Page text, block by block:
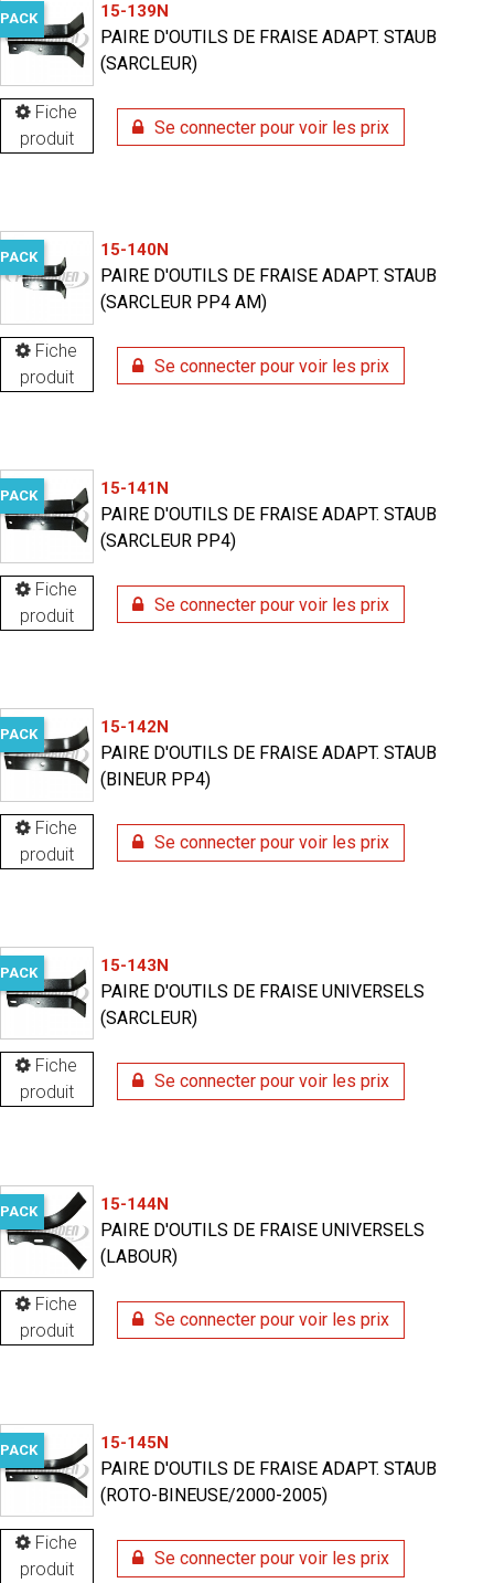
Fiche
produit
PACK 15-139N
PAIRE D'OUTILS DE FRAISE ADAPT. STAUB
(SARCLEUR)
Se connecter pour voir les prix
Fiche
produit
PACK 15-140N
PAIRE D'OUTILS DE FRAISE ADAPT. STAUB
(SARCLEUR PP4 AM)
Se connecter pour voir les prix
Fiche
produit
PACK 15-141N
PAIRE D'OUTILS DE FRAISE ADAPT. STAUB
(SARCLEUR PP4)
Se connecter pour voir les prix
Fiche
produit
PACK 15-142N
PAIRE D'OUTILS DE FRAISE ADAPT. STAUB
(BINEUR PP4)
Se connecter pour voir les prix
Fiche
produit
PACK 15-143N
PAIRE D'OUTILS DE FRAISE UNIVERSELS
(SARCLEUR)
Se connecter pour voir les prix
Fiche
produit
PACK 15-144N
PAIRE D'OUTILS DE FRAISE UNIVERSELS
(LABOUR)
Se connecter pour voir les prix
Fiche
produit
PACK 15-145N
PAIRE D'OUTILS DE FRAISE ADAPT. STAUB
(ROTO-BINEUSE/2000-2005)
Se connecter pour voir les prix